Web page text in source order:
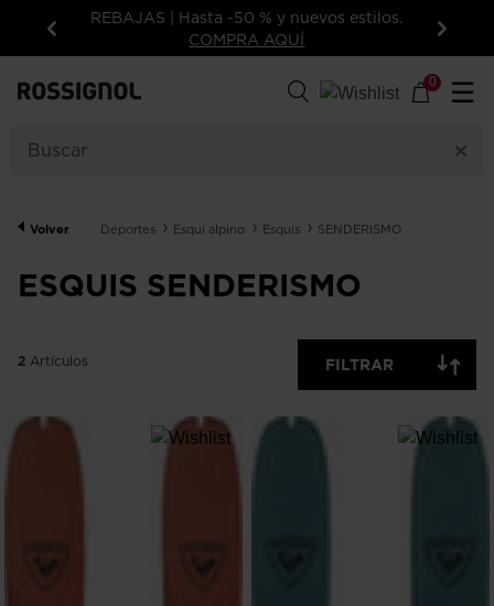
Anterior
REBAJAS | Hasta -50 % y nuevos estilos.
COMPRA AQUÍ
0 ☰
Volver Deportes Esquí alpino Esquis SENDERISMO
ESQUIS SENDERISMO
MOSTRAR
DISPONIBLE
2 Artículos FILTRAR